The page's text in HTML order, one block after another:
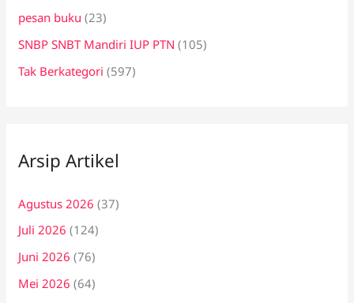
pesan buku (23)
SNBP SNBT Mandiri IUP PTN (105)
Tak Berkategori (597)
Arsip Artikel
Agustus 2026 (37)
Juli 2026 (124)
Juni 2026 (76)
Mei 2026 (64)